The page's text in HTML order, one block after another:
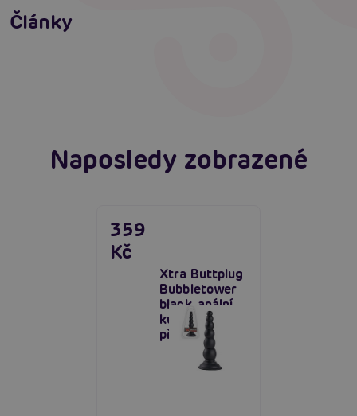
Články
Příprava na anální sex: Tipy krok za krokem
Číst více
Erotická inteligence: Příručka Sexiomů
Naposledy zobrazené
Xtra Buttplug
Bubbletower
black, anální
kuličky s
přísavkou
359
Kč